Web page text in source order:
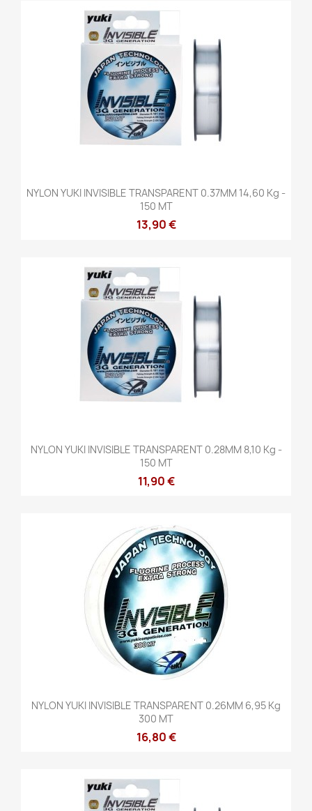
NYLON YUKI INVISIBLE TRANSPARENT 0.37MM 14,60 Kg -
150 MT
13,90 €
NYLON YUKI INVISIBLE TRANSPARENT 0.28MM 8,10 Kg -
150 MT
11,90 €
NYLON YUKI INVISIBLE TRANSPARENT 0.26MM 6,95 Kg
300 MT
16,80 €